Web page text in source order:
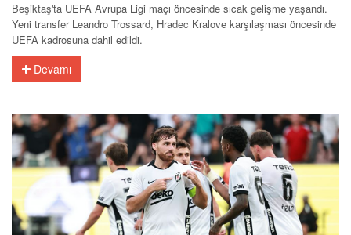
Beşiktaş'ta UEFA Avrupa Ligi maçı öncesinde sıcak gelişme yaşandı.
Yeni transfer Leandro Trossard, Hradec Kralove karşılaşması öncesinde
UEFA kadrosuna dahil edildi.
Devamı